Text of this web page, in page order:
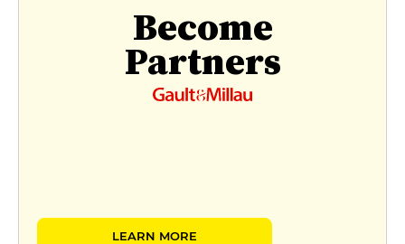
Become
Partners
LEARN MORE